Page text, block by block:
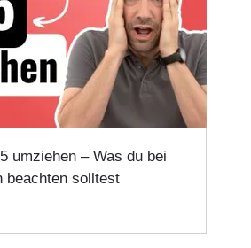
umziehen – Was du bei
beachten solltest